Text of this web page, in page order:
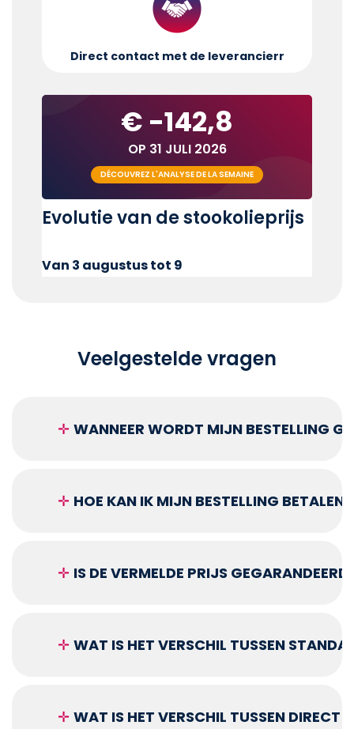
Direct contact met de leverancierr
€ -142,8
OP 31 JULI 2026
DÉCOUVREZ L'ANALYSE DE LA SEMAINE
Evolutie van de stookolieprijs
Van 3 augustus tot 9
Veelgestelde vragen
✛ WANNEER WORDT MIJN BESTELLING
✛ HOE KAN IK MIJN BESTELLING BETALEN?
✛ IS DE VERMELDE PRIJS
✛ WAT IS HET VERSCHIL TUSSEN
✛ WAT IS HET VERSCHIL TUSSEN DIRECT